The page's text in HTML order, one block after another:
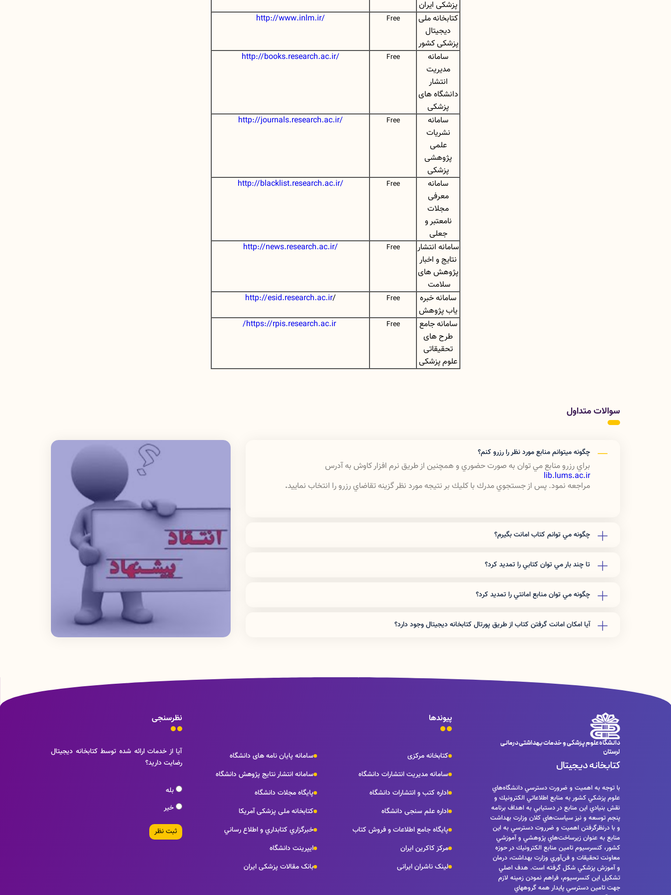
پزشکی ایران
کتابخانه ملی
دیجیتال
پزشکی کشور
Free
http://www.inlm.ir/
سامانه
مدیریت
انتشار
دانشگاه های
پزشکی
Free
http://books.research.ac.ir/
سامانه
نشریات
علمی
پژوهشی
پزشکی
Free
http://journals.research.ac.ir/
سامانه
معرفی
مجلات
نامعتبر و
جعلی
Free
http://blacklist.research.ac.ir/
سامانه انتشار
نتایج و اخبار
پژوهش های
سلامت
Free
http://news.research.ac.ir/
سامانه خبره
یاب پژوهش
Free
/
http://esid.research.ac.ir
سامانه جامع
طرح های
تحقیقاتی
علوم پزشکی
Free
https://rpis.research.ac.ir/
سوالات متداول
چگونه ميتوانم منابع مورد نظر را رزرو كنم؟
براي رزرو منابع مي توان به صورت حضوري و همچنين از طريق نرم افزار كاوش به آدرس
lib.lums.ac.ir
مراجعه نمود. پس از جستجوي مدرك با كليك بر نتيجه مورد نظر گزينه تقاضاي رزرو را انتخاب نماييد.
چگونه مي توانم كتاب امانت بگيرم؟
انجام مراحل ثبت نام اطلاعات شما براي كتابخانه ارسال شده و پس از تاييد كتابدار و دريافت شماره
تا چند بار مي توان كتابي را تمديد كرد؟
چگونه مي توان منابع امانتي را تمديد كرد؟
آيا امكان امانت گرفتن كتاب از طريق پورتال كتابخانه ديجيتال وجود دارد؟
دانشگاه علوم پزشکی و خدمات بهداشتی درمانی
لرستان
کتابخانه دیجیتال
با توجه به اهميت و ضرورت دسترسي دانشگاه‌هاي
علوم پزشكي كشور به منابع اطلاعاتي الكترونيك و
نقش بنيادي اين منابع در دستيابي به اهداف برنامه
پنجم توسعه و نيز سياست‌هاي كلان وزارت بهداشت
و با درنظرگرفتن اهميت و ضرروت دسترسي به اين
منابع به عنوان زيرساخت‌هاي پژوهشي و آموزشي
كشور، كنسرسيوم تامين منابع الكترونيك در حوزه
معاونت تحقيقات و فن‌آوري وزارت بهداشت، درمان
و آموزش پزشكي شكل گرفته است. هدف اصلي
تشكيل اين كنسرسيوم، فراهم نمودن زمينه لازم
جهت تامين دسترسي پايدار همه گروههاي
پیوندها
کتابخانه مرکزی
سامانه پایان نامه های دانشگاه
سامانه مدیریت انتشارات دانشگاه
سامانه انتشار نتايج پژوهش دانشگاه
اداره كتب و انتشارات دانشگاه
پایگاه مجلات دانشگاه
اداره علم سنجی دانشگاه
کتابخانه ملی پزشکی آمریکا
پايگاه جامع اطلاعات و فروش كتاب
خبرگزاري كتابداري و اطلاع رساني
مرکز کاکرین ایران
ایپرینت دانشگاه
لینک ناشران ایرانی
بانک مقالات پزشکی ایران
نظرسنجی
آیا از خدمات ارائه شده توسط کتابخانه دیجیتال
رضایت دارید؟
بله
خیر
ثبت نظر